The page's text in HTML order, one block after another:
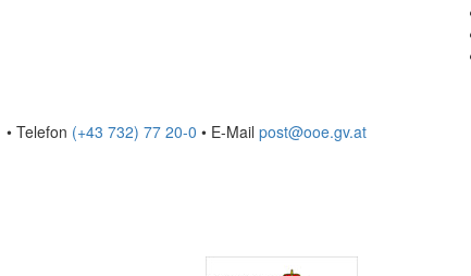
• Telefon (+43 732) 77 20-0 • E-Mail post@ooe.gv.at